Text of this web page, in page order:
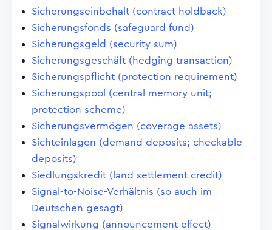
Sicherungseinbehalt (contract holdback)
Sicherungsfonds (safeguard fund)
Sicherungsgeld (security sum)
Sicherungsgeschäft (hedging transaction)
Sicherungspflicht (protection requirement)
Sicherungspool (central memory unit;
protection scheme)
Sicherungsvermögen (coverage assets)
Sichteinlagen (demand deposits; checkable
deposits)
Siedlungskredit (land settlement credit)
Signal-to-Noise-Verhältnis (so auch im
Deutschen gesagt)
Signalwirkung (announcement effect)